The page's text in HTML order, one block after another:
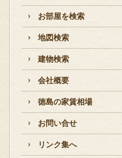
お部屋を検索
地図検索
建物検索
会社概要
徳島の家賃相場
お問い合せ
リンク集へ